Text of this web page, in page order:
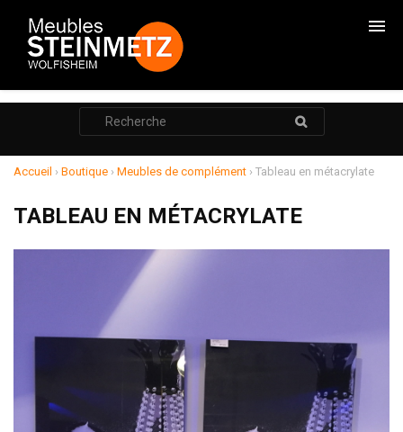
CHAMBRES
CADRES DE LITS
ARMOIRES
RANGEMENTS
RELAXATION
POUF
BIBLIOTHÈQUE
Rechercher
:
Accueil › Boutique › Meubles de complément › Tableau en métacrylate
TABLEAU EN MÉTACRYLATE